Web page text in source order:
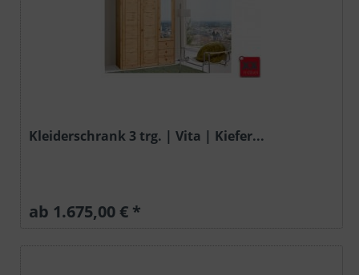
Kleiderschrank 3 trg. | Vita | Kiefer...
ab 1.675,00 € *